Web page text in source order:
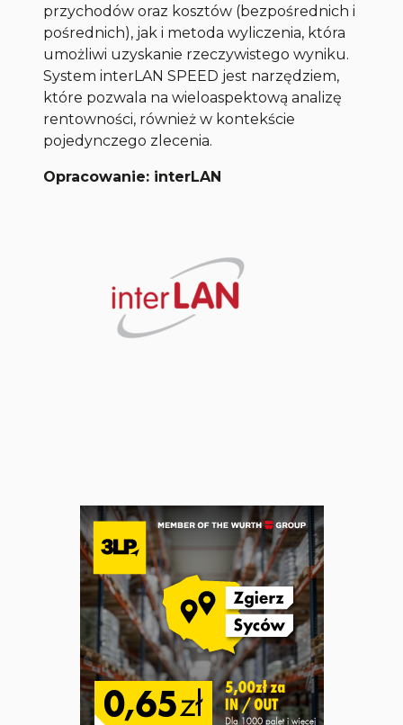
przychodów oraz kosztów (bezpośrednich i
pośrednich), jak i metoda wyliczenia, która
umożliwi uzyskanie rzeczywistego wyniku.
System interLAN SPEED jest narzędziem,
które pozwala na wieloaspektową analizę
rentowności, również w kontekście
pojedynczego zlecenia.
Opracowanie: interLAN